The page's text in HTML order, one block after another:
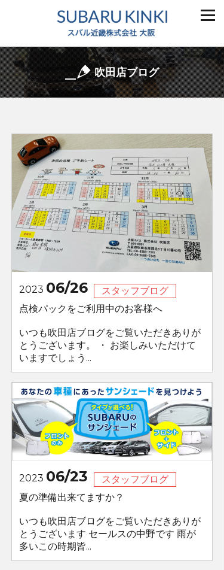
吹田店ブログ
2023 06/26
スタッフブログ
点検パックをご利用中のお客様へ
いつも吹田店ブログをご覧いただきありが
とうございます。 ・ お楽しみいただけて
いますでしょう...
2023 06/23
スタッフブログ
夏の準備出来てますか？
いつも吹田店ブログをご覧いただきありが
とうございます セールスの中野です 雨が
多いこの時期皆...